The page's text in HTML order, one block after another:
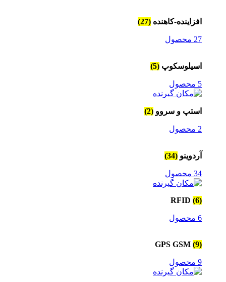
افزاینده-کاهنده (27)
27 محصول
اسیلوسکوپ (5)
5 محصول
استپ و سروو (2)
2 محصول
آردوینو (34)
34 محصول
RFID (6)
6 محصول
GPS GSM (9)
9 محصول